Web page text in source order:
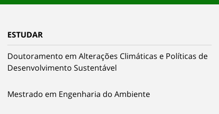
ESTUDAR
Doutoramento em Alterações Climáticas e Políticas de
Desenvolvimento Sustentável
Mestrado em Engenharia do Ambiente